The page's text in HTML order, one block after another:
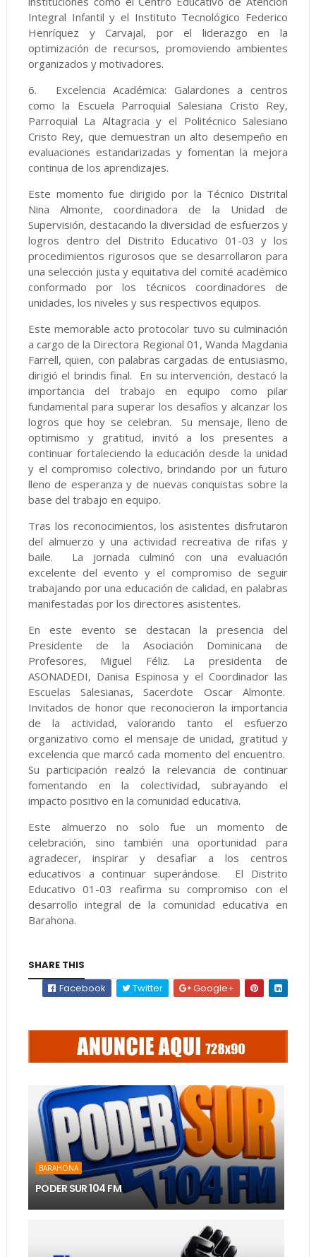
Integral Infantil y el Instituto Tecnológico Federico
Henríquez y Carvajal, por el liderazgo en la
optimización de recursos, promoviendo ambientes
organizados y motivadores.
6.
Excelencia Académica: Galardones a centros
como la Escuela Parroquial Salesiana Cristo Rey,
Parroquial La Altagracia y el Politécnico Salesiano
Cristo Rey, que demuestran un alto desempeño en
evaluaciones estandarizadas y fomentan la mejora
continua de los aprendizajes.
Este momento fue dirigido por la Técnico Distrital
Nina Almonte, coordinadora de la Unidad de
Supervisión, destacando la diversidad de esfuerzos y
logros dentro del Distrito Educativo 01-03 y los
procedimientos rigurosos que se desarrollaron para
una selección justa y equitativa del comité académico
conformado por los técnicos coordinadores de
unidades, los niveles y sus respectivos equipos.
Este memorable acto protocolar tuvo su culminación
a cargo de la Directora Regional 01, Wanda Magdania
Farrell, quien, con palabras cargadas de entusiasmo,
dirigió el brindis final. En su intervención, destacó la
importancia del trabajo en equipo como pilar
fundamental para superar los desafíos y alcanzar los
logros que hoy se celebran. Su mensaje, lleno de
optimismo y gratitud, invitó a los presentes a
continuar fortaleciendo la educación desde la unidad
y el compromiso colectivo, brindando por un futuro
lleno de esperanza y de nuevas conquistas sobre la
base del trabajo en equipo.
Tras los reconocimientos, los asistentes disfrutaron
del almuerzo y una actividad recreativa de rifas y
baile. La jornada culminó con una evaluación
excelente del evento y el compromiso de seguir
trabajando por una educación de calidad, en palabras
manifestadas por los directores asistentes.
En este evento se destacan la presencia del
Presidente de la Asociación Dominicana de
Profesores, Miguel Féliz. La presidenta de
ASONADEDI, Danisa Espinosa y el Coordinador las
Escuelas Salesianas, Sacerdote Oscar Almonte.
Invitados de honor que reconocieron la importancia
de la actividad, valorando tanto el esfuerzo
organizativo como el mensaje de unidad, gratitud y
excelencia que marcó cada momento del encuentro.
Su participación realzó la relevancia de continuar
fomentando en la colectividad, subrayando el
impacto positivo en la comunidad educativa.
Este almuerzo no solo fue un momento de
celebración, sino también una oportunidad para
agradecer, inspirar y desafiar a los centros
educativos a continuar superándose. El Distrito
Educativo 01-03 reafirma su compromiso con el
desarrollo integral de la comunidad educativa en
Barahona.
SHARE THIS
Facebook
Twitter Google+
BARAHONA
PODER SUR 104 FM